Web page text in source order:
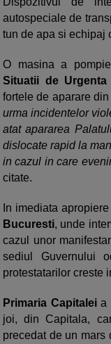
autospeciale de
tun de apa si echipaj
O masina a
Situatii de Urgenta
fortele de aparare
urma incidentelor
atat apararea
dislocate rapid la
in cazul in care
citate.
In imediata
Bucuresti, unde
cazul unor
sediul Guvernului
protestatarilor creste
Primaria Capitalei a
joi, din Capitala,
precedat de un mars